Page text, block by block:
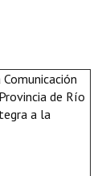
de Río
a la